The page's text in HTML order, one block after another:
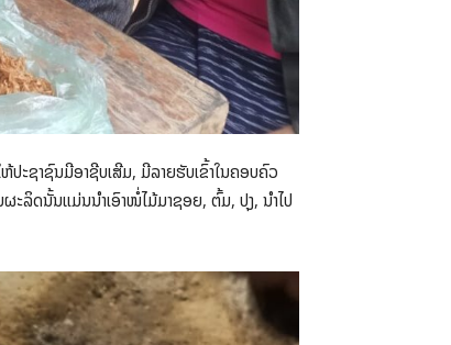
ປະຊາຊົນມີອາຊີບເສີມ, ມີລາຍຮັບເຂົ້າໃນຄອບຄົວ
ລິດນັ້ນແມ່ນນຳເອົາໜໍ່ໄມ້ມາຊອຍ, ຕົ້ມ, ປຸງ, ນຳໄປ